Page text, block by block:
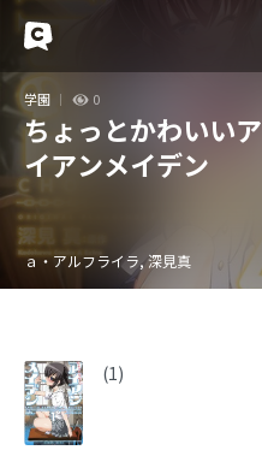
学園 0
ちょっとかわいいア
イアンメイデン
ａ・アルフライラ, 深見真
(1)